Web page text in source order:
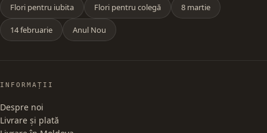
Flori pentru iubita Flori pentru colegă 8 martie
14 februarie Anul Nou
INFORMAȚII
Despre noi
Livrare și plată